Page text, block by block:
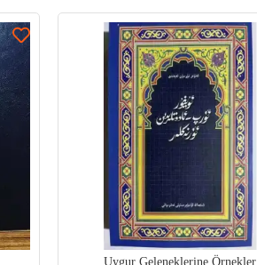
Uygur Geleneklerine Örnekler